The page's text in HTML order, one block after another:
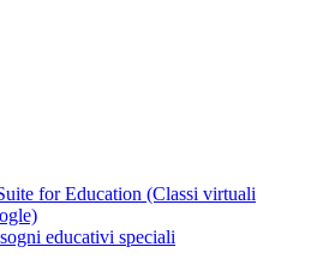
for Education (Classi virtuali
educativi speciali